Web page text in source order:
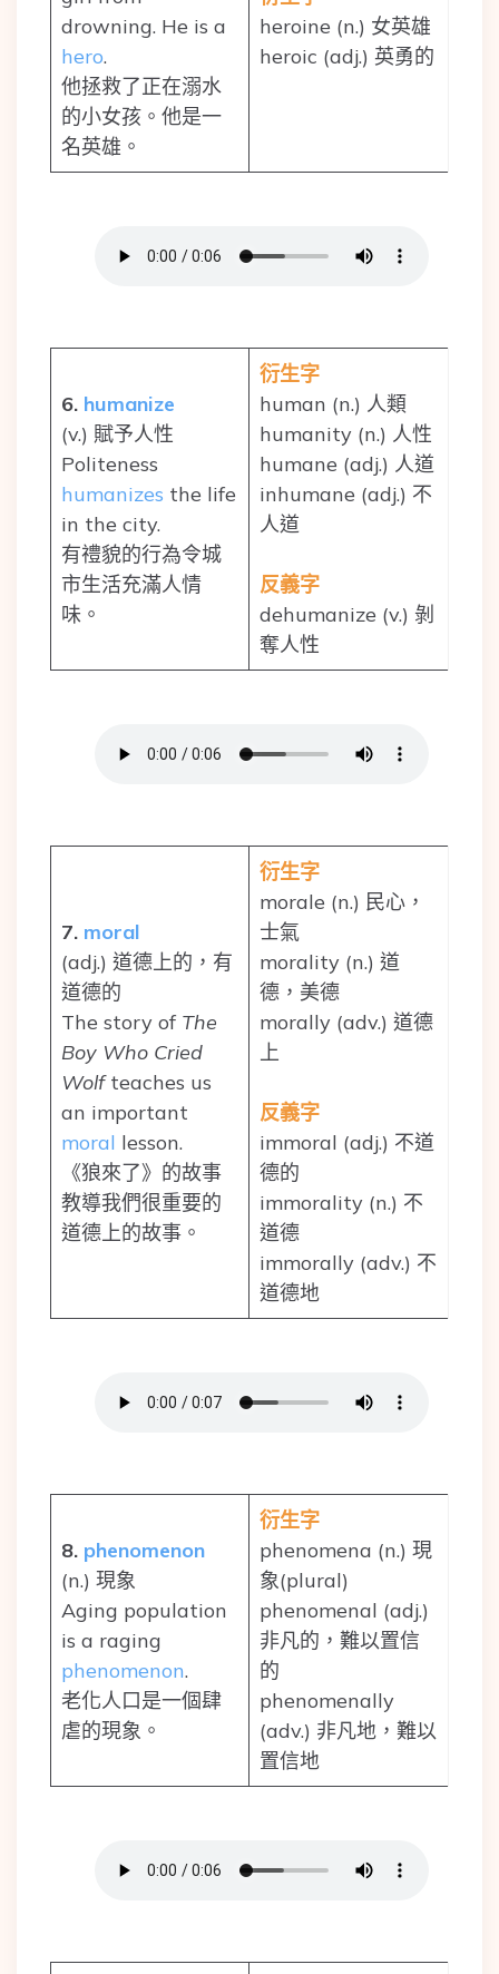
drowning. He is a
hero.
他拯救了正在溺水
的小女孩。他是一
名英雄。
heroine (n.) 女英雄
heroic (adj.) 英勇的
6. humanize
(v.) 賦予人性
Politeness
humanizes the life
in the city.
有禮貌的行為令城
市生活充滿人情
味。
衍生字
human (n.) 人類
humanity (n.) 人性
humane (adj.) 人道
inhumane (adj.) 不
人道
反義字
dehumanize (v.) 剝
奪人性
7. moral
(adj.) 道德上的，有
道德的
The story of The
Boy Who Cried
Wolfteaches us
an important
moral lesson.
《狼來了》的故事
教導我們很重要的
道德上的故事。
衍生字
morale (n.) 民心，
士氣
morality (n.) 道
德，美德
morally (adv.) 道德
上
反義字
immoral (adj.) 不道
德的
immorality (n.) 不
道德
immorally (adv.) 不
道德地
8. phenomenon
(n.) 現象
Aging population
is a raging
phenomenon.
老化人口是一個肆
虐的現象。
衍生字
phenomena (n.) 現
象(plural)
phenomenal (adj.)
非凡的，難以置信
的
phenomenally
(adv.) 非凡地，難以
置信地